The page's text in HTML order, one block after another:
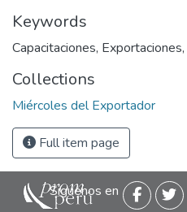
Keywords
Capacitaciones, Exportaciones,
Collections
Miércoles del Exportador
Full item page
Siguenos en